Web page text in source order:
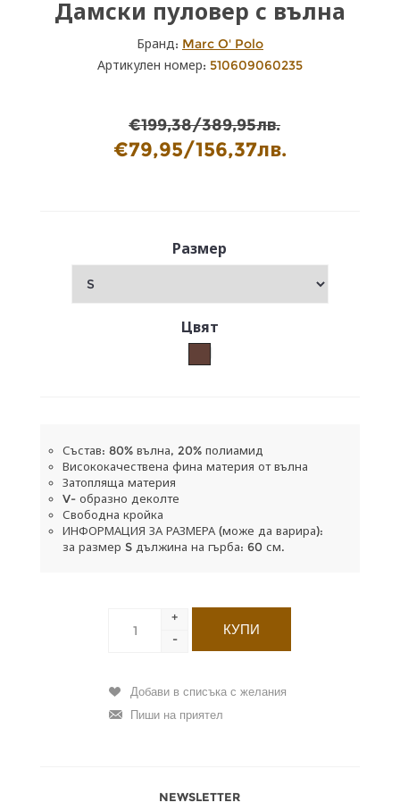
Дамски пуловер с вълна
Бранд: Marc O' Polo
Артикулен номер: 510609060235
€199,38/389,95лв.
€79,95/156,37лв.
Размер
Цвят
Състав: 80% вълна, 20% полиамид
Висококачествена фина материя от вълна
Затопляща материя
V- образно деколте
Свободна кройка
ИНФОРМАЦИЯ ЗА РАЗМЕРА (може да варира):
за размер S дължина на гърба: 60 см.
+
-
NEWSLETTER